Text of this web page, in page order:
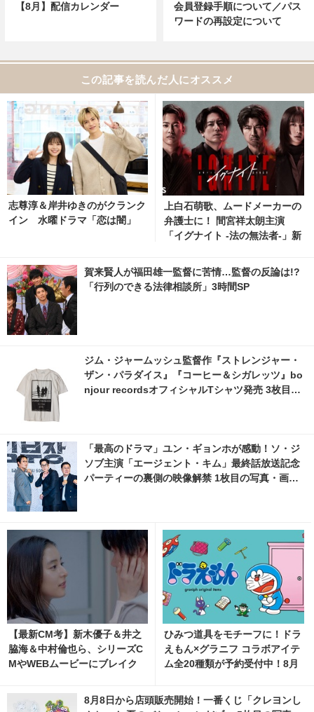
【8月】配信カレンダー
会員登録手順について／パス
ワードの再設定について
この記事を読んだ人にオススメ
志尊淳＆岸井ゆきのがクランク
イン 水曜ドラマ「恋は闇」
上白石萌歌、ムードメーカーの
弁護士に！ 間宮祥太朗主演
「イグナイト -法の無法者-」新
賀来賢人が福田雄一監督に苦情…監督の反論は!?
「行列のできる法律相談所」3時間SP
ジム・ジャームッシュ監督作『ストレンジャー・
ザン・パラダイス』『コーヒー＆シガレッツ』bo
njour recordsオフィシャルTシャツ発売 3枚目の
「最高のドラマ」ユン・ギョンホが感動！ソ・ジ
ソブ主演「エージェント・キム」最終話放送記念
パーティーの裏側の映像解禁 1枚目の写真・画像 |
【最新CM考】新木優子＆井之
脇海＆中村倫也ら、シリーズC
MやWEBムービーにブレイク
ひみつ道具をモチーフに！ドラ
えもん×グラニフ コラボアイテ
ム全20種類が予約受付中！8月
8月8日から店頭販売開始！一番くじ「クレヨンし